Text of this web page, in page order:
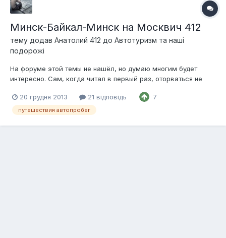
Минск-Байкал-Минск на Москвич 412
тему додав Анатолий 412 до Автотуризм та наші
подорожі
На форуме этой темы не нашёл, но думаю многим будет
интересно. Сам, когда читал в первый раз, оторваться не
http://travel.drom.ru/15678/
20 грудня 2013 21 відповідь 7
путешествия автопробег